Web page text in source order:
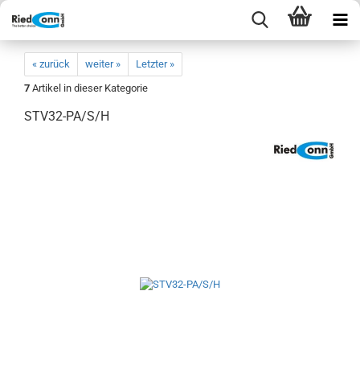
« zurück weiter »
Letzter »
7 Artikel in dieser Kategorie
STV32-PA/S/H